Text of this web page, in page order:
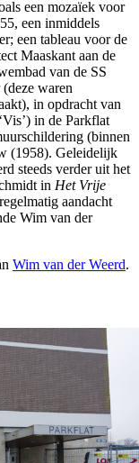
een mozaïek voor
een inmiddels
een tableau voor de
Maaskant aan de
van de SS
waren
in opdracht van
in de Parkflat
(binnen
(1958). Geleidelijk
steeds verder uit het
in Het Vrije
aandacht
Wim van der
Wim van der Weerd.